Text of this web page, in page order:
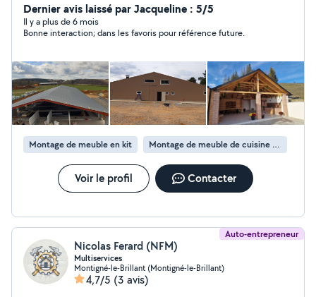
Dernier avis laissé par Jacqueline : 5/5
Il y a plus de 6 mois
Bonne interaction; dans les favoris pour référence future.
Montage de meuble en kit Montage de meuble de cuisine en kit
Voir le profil Contacter
Auto-entrepreneur
Nicolas Ferard (NFM)
Multiservices
Montigné-le-Brillant (Montigné-le-Brillant)
4,7/5 (3 avis)